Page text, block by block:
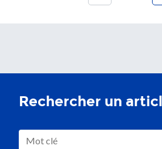
Il s'agit d'un champ de recherche